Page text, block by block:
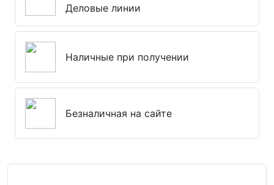
Деловые линии
Наличные при получении
Безналичная на сайте